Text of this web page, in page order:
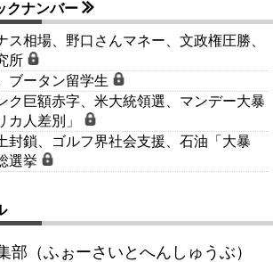
クナンバー
ス相場、野口さんマネー、文政権圧勝、
所
ブータン留学生
ク巨額赤字、米大統領選、マンデー大暴
カ人差別」
封鎖、ゴルフ界社会支援、石油「大暴
選挙
部（ふぉーさいとへんしゅうぶ）